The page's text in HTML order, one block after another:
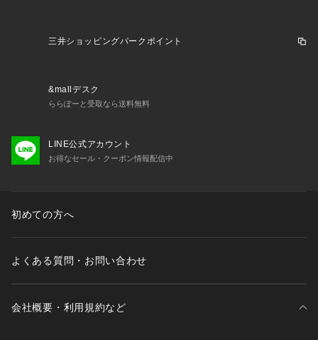
三井ショッピングパークポイント
&mallデスク
ららぽーと受取なら送料無料
LINE公式アカウント
お得なセール・クーポン情報配信中
初めての方へ
よくある質問・お問い合わせ
会社概要・利用規約など